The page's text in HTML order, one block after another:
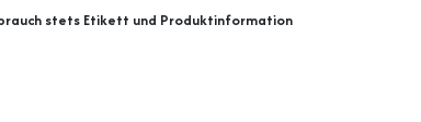
stets Etikett und Produktinformation